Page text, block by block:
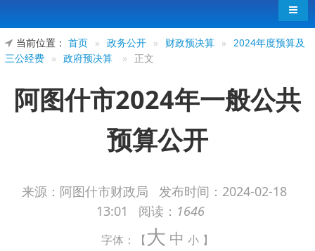
导航
当前位置： 首页 » 政务公开 » 财政预决算 »
2024年度预算及
三公经费 » 政府预决算 » 正文
阿图什市2024年一般公共
预算公开
来源：阿图什市财政局 发布时间： 2024-02-18
13:01
阅读： 1646
字体：【大 中 小 】
阿图什市2024年一般公共预算公开